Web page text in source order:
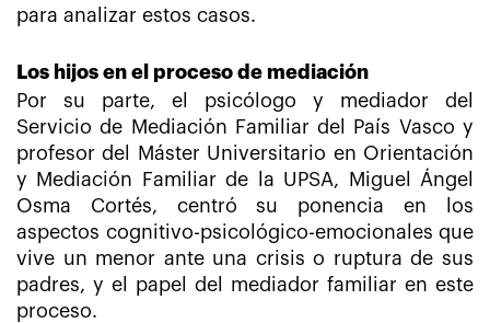
para analizar estos casos.
Los hijos en el proceso de mediación
Por su parte, el psicólogo y mediador del
Servicio de Mediación Familiar del País Vasco y
profesor del Máster Universitario en Orientación
y Mediación Familiar de la UPSA, Miguel Ángel
Osma Cortés, centró su ponencia en los
aspectos cognitivo-psicológico-emocionales que
vive un menor ante una crisis o ruptura de sus
padres, y el papel del mediador familiar en este
proceso.